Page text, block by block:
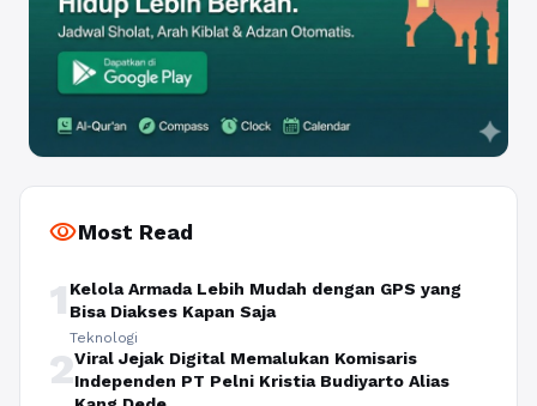
visibilityMost Read
1 Kelola Armada Lebih Mudah dengan GPS yang
Bisa Diakses Kapan Saja
Teknologi
2Viral Jejak Digital Memalukan Komisaris
Independen PT Pelni Kristia Budiyarto Alias